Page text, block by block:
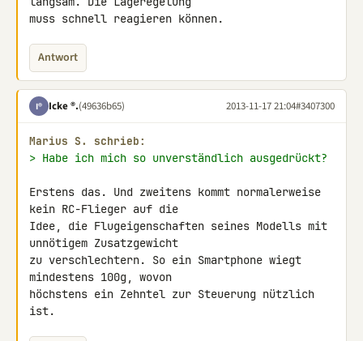
muss schnell reagieren können.
Antwort
I® Icke ®.(49636b65) 2013-11-17 21:04#3407300
Marius S. schrieb:
> Habe ich mich so unverständlich ausgedrückt?
Erstens das. Und zweitens kommt normalerweise
kein RC-Flieger auf die
Idee, die Flugeigenschaften seines Modells mit
unnötigem Zusatzgewicht
zu verschlechtern. So ein Smartphone wiegt
mindestens 100g, wovon
höchstens ein Zehntel zur Steuerung nützlich
ist.